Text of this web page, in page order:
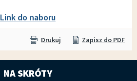
Link do naboru
Drukuj Zapisz do PDF
NA SKRÓTY